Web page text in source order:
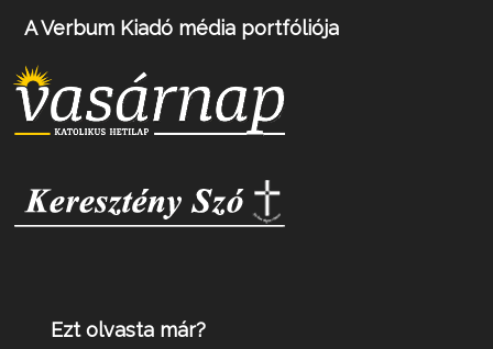
A Verbum Kiadó média portfóliója
Ezt olvasta már?